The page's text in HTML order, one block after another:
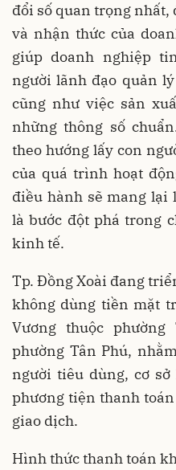
đổi số quan trọng nhất,
và nhận thức của
giúp doanh nghiệp
người lãnh đạo quản
cũng như việc sản
những thông số
theo hướng lấy con
của quá trình hoạt
điều hành sẽ mang lại
là bước đột phá trong
kinh tế.
Tp. Đồng Xoài đang
không dùng tiền mặt
Vương thuộc
phường Tân Phú,
người tiêu dùng, cơ
phương tiện thanh
giao dịch.
Hình thức thanh toán